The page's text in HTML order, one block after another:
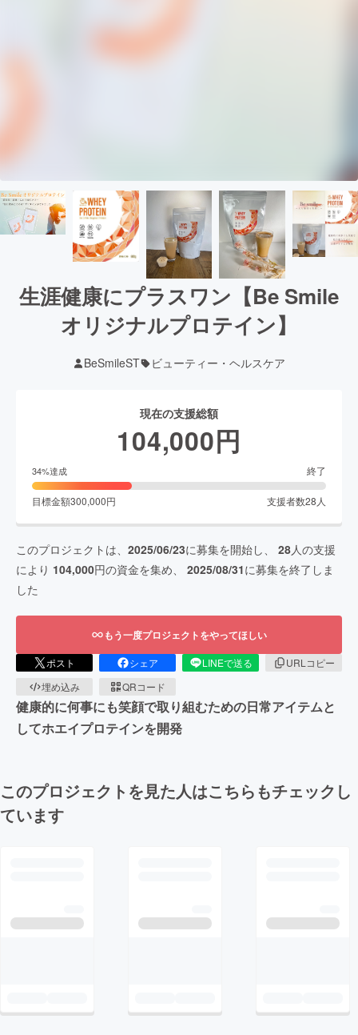
生涯健康にプラスワン【Be Smile
オリジナルプロテイン】
BeSmileST ビューティー・ヘルスケア
現在の支援総額
104,000円
34%達成 終了
目標金額300,000円 支援者数28 人
このプロジェクトは、 2025/06/23に募集を開始し、 28人の支援
により 104,000円の資金を集め、 2025/08/31に募集を終了しま
した
もう一度プロジェクトをやってほしい
ポスト シェア LINEで送る
URLコピー
埋め込み
QRコード
健康的に何事にも笑顔で取り組むための日常アイテムと
してホエイプロテインを開発
このプロジェクトを見た人はこちらもチェックし
ています